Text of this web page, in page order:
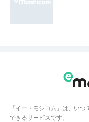
「イー・モシコム」は、い
できるサービスです。